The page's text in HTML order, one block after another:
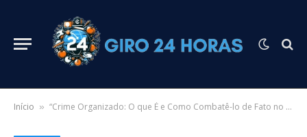
Início » “Crime Organizado: O que É e Como Combatê-lo de Fato no Brasil”